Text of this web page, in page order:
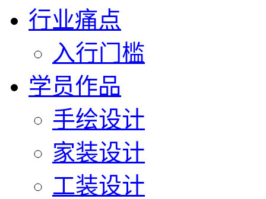
行业痛点
入行门槛
学员作品
手绘设计
家装设计
工装设计